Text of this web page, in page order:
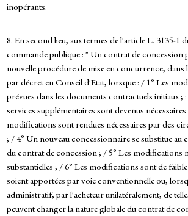
inopérants.
8. En second lieu, aux termes de l'article L. 3135-1
commande publique : " Un contrat de concession
nouvelle procédure de mise en concurrence, dans
par décret en Conseil d'Etat, lorsque : / 1° Les
prévues dans les documents contractuels initiaux ;
services supplémentaires sont devenus
modifications sont rendues nécessaires par des
; / 4° Un nouveau concessionnaire se substitue au
du contrat de concession ; / 5° Les modifications
substantielles ; / 6° Les modifications sont de
soient apportées par voie conventionnelle ou,
administratif, par l'acheteur unilatéralement, de
peuvent changer la nature globale du contrat de